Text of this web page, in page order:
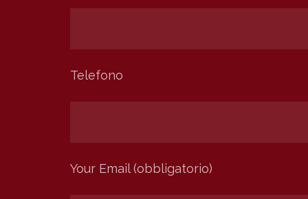
Telefono
Your Email (obbligatorio)